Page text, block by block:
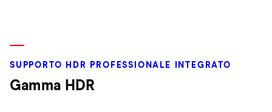
SUPPORTO HDR PROFESSIONALE INTEGRATO
Gamma HDR